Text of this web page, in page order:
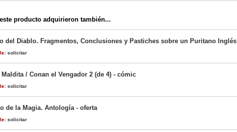
producto adquirieron también...
del Diablo. Fragmentos, Conclusiones y Pastiches sobre un Puritano Inglés
solicitar
Maldita / Conan el Vengador 2 (de 4) - cómic
solicitar
de la Magia. Antología - oferta
solicitar